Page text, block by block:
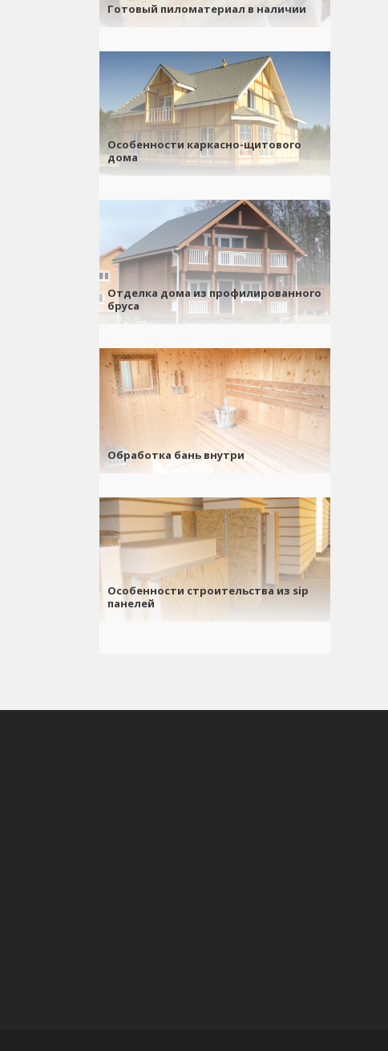
Готовый пиломатериал в наличии
Особенности каркасно-щитового
дома
Отделка дома из профилированного
бруса
Обработка бань внутри
Особенности строительства из sip
панелей